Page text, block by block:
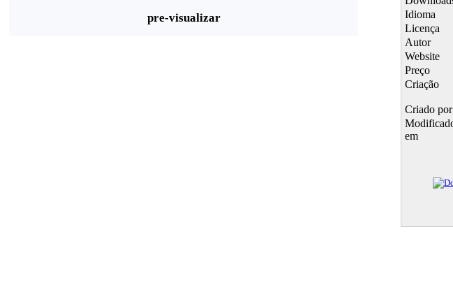
pre-visualizar
Idioma
Licença
Autor
Website
Preço
Criação
Criado por
em